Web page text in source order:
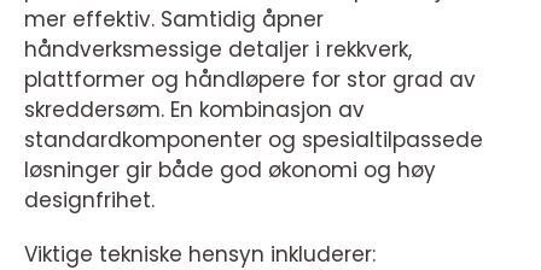
mer effektiv. Samtidig åpner
håndverksmessige detaljer i rekkverk,
plattformer og håndløpere for stor grad av
skreddersøm. En kombinasjon av
standardkomponenter og spesialtilpassede
løsninger gir både god økonomi og høy
designfrihet.
Viktige tekniske hensyn inkluderer: